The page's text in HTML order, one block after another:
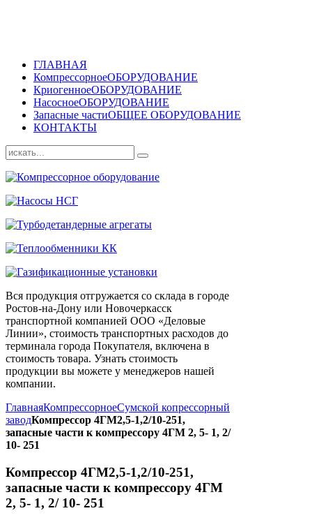
ГЛАВНАЯ
КомпрессорноеОБОРУДОВАНИЕ
КриогенноеОБОРУДОВАНИЕ
НасосноеОБОРУДОВАНИЕ
Запасные частиОБЩЕЕ ОБОРУДОВАНИЕ
КОНТАКТЫ
Вся продукция отгружается со склада в городе
Ростов-на-Дону или Новочеркасск
транспортной компанией ООО «Деловые
Линии», стоимость транспортных расходов до
терминала города Покупателя, включена в
стоимость товара. Узнать стоимость
продукции вы можете у менеджеров нашей
компании.
ГлавнаяКомпрессорноеСумской копрессорный
заводКомпрессор 4ГМ2,5-1,2/10-251,
запасные части к компрессору 4ГМ 2, 5- 1, 2/
10- 251
Компрессор 4ГМ2,5-1,2/10-251,
запасные части к компрессору 4ГМ
2, 5- 1, 2/ 10- 251